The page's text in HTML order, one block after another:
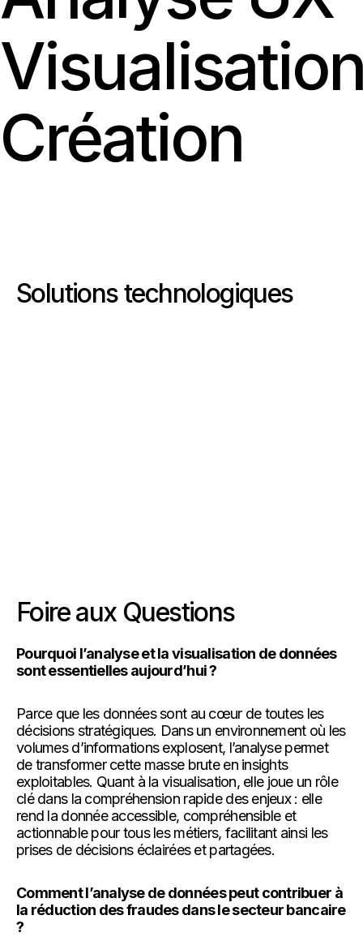
Création
Solutions technologiques
Foire aux Questions
Pourquoi l’analyse et la visualisation de données
sont essentielles aujourd’hui ?
Parce que les données sont au cœur de toutes les
décisions stratégiques. Dans un environnement où les
volumes d’informations explosent, l’analyse permet
de transformer cette masse brute en insights
exploitables. Quant à la visualisation, elle joue un rôle
clé dans la compréhension rapide des enjeux : elle
rend la donnée accessible, compréhensible et
actionnable pour tous les métiers, facilitant ainsi les
prises de décisions éclairées et partagées.
Comment l’analyse de données peut contribuer à
la réduction des fraudes dans le secteur bancaire
?